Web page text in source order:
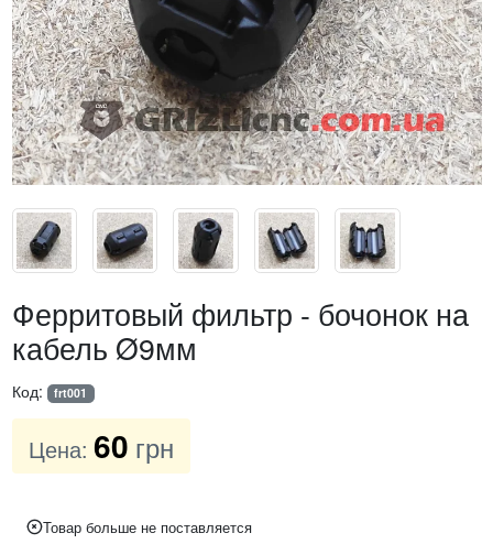
Ферритовый фильтр - бочонок на
кабель Ø9мм
Код: frt001
Цена: 60 грн
Товар больше не поставляется